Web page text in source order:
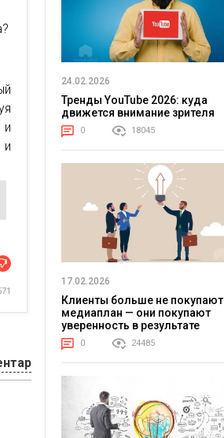
и
и
24.02.2026
Тренды YouTube 2026: куда
движется внимание зрителя
0 18045
17.02.2026
Клиенты больше не покупают
медиаплан — они покупают
уверенность в результате
0 24485